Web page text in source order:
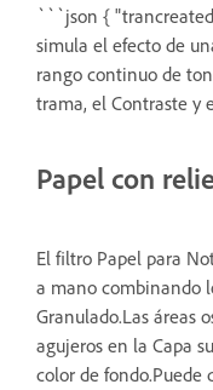
```json {
simula el efecto de
rango continuo de
trama, el Contraste y
Papel con
El filtro Papel para
a mano combinando
Granulado.Las áreas
agujeros en la Capa
color de